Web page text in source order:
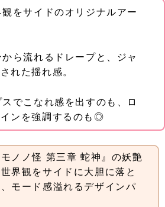
をサイドのオリジナルアー
ら流れるドレープと、ジャ
れた揺れ感。
でこなれ感を出すのも、ロ
ンを強調するのも◎
モノノ怪 第三章 蛇神』の妖艶
界観をサイドに大胆に落と
モード感溢れるデザインパ